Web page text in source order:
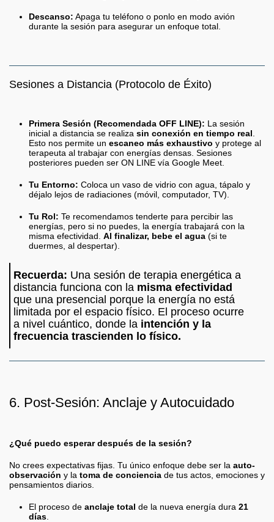
Descanso: Apaga tu teléfono o ponlo en modo avión
durante la sesión para asegurar un enfoque total.
Sesiones a Distancia (Protocolo de Éxito)
Primera Sesión (Recomendada OFF LINE): La sesión
inicial a distancia se realiza sin conexión en tiempo real
Esto nos permite un escaneo más exhaustivo y protege al
terapeuta al trabajar con energías densas. Sesiones
posteriores pueden ser ON LINE vía Google Meet.
Tu Entorno: Coloca un vaso de vidrio con agua, tápalo y
déjalo lejos de radiaciones (móvil, computador, TV).
Tu Rol: Te recomendamos tenderte para percibir las
energías, pero si no puedes, la energía trabajará con la
misma efectividad. Al finalizar, bebe el agua (si te
duermes, al despertar).
Recuerda: Una sesión de terapia energética a
distancia funciona con la misma efectividad
que una presencial porque la energía no está
limitada por el espacio físico. El proceso ocurre
a nivel cuántico, donde la intención y la
frecuencia trascienden lo físico.
6. Post-Sesión: Anclaje y Autocuidado
¿Qué puedo esperar después de la sesión?
No crees expectativas fijas. Tu único enfoque debe ser la auto-
observación y la toma de conciencia de tus actos, emociones y
pensamientos diarios.
El proceso de anclaje total de la nueva energía dura 21
días